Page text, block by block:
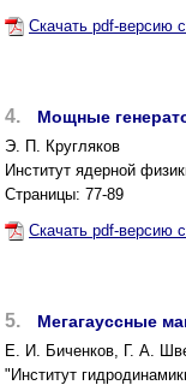
Скачать pdf-версию
4. Мощные
Э. П. Кругляков
Институт ядерной
Страницы: 77-89
Скачать pdf-версию
5. Мегагауссные
Е. И. Биченков, Г. А.
"Институт